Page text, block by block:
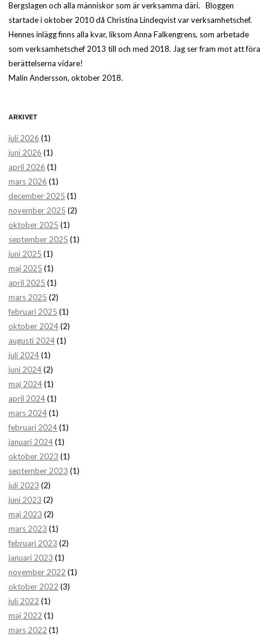
Bergslagen och alla människor som är verksamma däri. Bloggen
startade i oktober 2010 då Christina Lindeqvist var verksamhetschef.
Hennes inlägg finns alla kvar, liksom Anna Falkengrens, som arbetade
som verksamhetschef 2013 till och med 2018. Jag ser fram mot att föra
berättelserna vidare!
Malin Andersson, oktober 2018.
ARKIVET
juli 2026 (1)
juni 2026 (1)
april 2026 (1)
mars 2026 (1)
december 2025 (1)
november 2025 (2)
oktober 2025 (1)
september 2025 (1)
juni 2025 (1)
maj 2025 (1)
april 2025 (1)
mars 2025 (2)
februari 2025 (1)
oktober 2024(2)
augusti 2024(1)
juli 2024(1)
juni 2024(2)
maj 2024(1)
april 2024(1)
mars 2024(1)
februari 2024(1)
januari 2024(1)
oktober 2023 (1)
september 2023 (1)
juli 2023 (2)
juni 2023 (2)
maj 2023 (2)
mars 2023 (1)
februari 2023 (2)
januari 2023 (1)
november 2022 (1)
oktober 2022 (3)
juli 2022 (1)
maj 2022 (1)
mars 2022 (1)